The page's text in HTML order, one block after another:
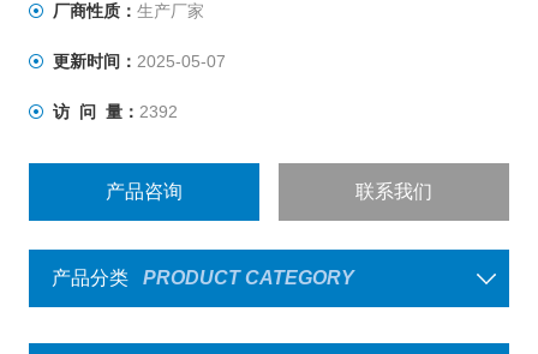
厂商性质： 生产厂家
更新时间： 2025-05-07
访 问 量： 2392
产品咨询 联系我们
产品分类 PRODUCT CATEGORY